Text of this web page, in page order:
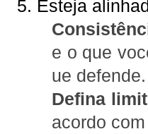
5. Esteja
e o que
ue defende.
Defina
acordo